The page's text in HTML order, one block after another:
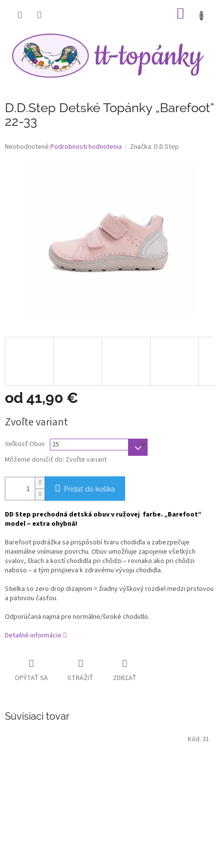
D.D.Step Detské Topánky „Barefoot“
22-33
Priemerné
Neohodnotené Podrobnosti hodnotenia Značka: D.D.Step
od 41,90 €
cena:
Zvoľte variant
Veľkosť Obuv
Môžeme doručiť do: Zvoľte variant
Pridať do košíka
DD Step prechodná detská obuv v ružovej farbe. „Barefoot“
model – extra ohybná!
Barefoot podrážka sa prispôsobí tvaru chodidla a zabezpečuje
maximálne vnímanie povrchu. Obuv umožňuje zapojenie všetkých
svalov, šliach a kostí chodidla pri chôdzi – rovnako ako pri chôdzi
naboso – a tým prispieva k zdravému vývoju chodidla.
Stielka so zero drop dizajnom = žiadny výškový rozdiel medzi prstovou
a pätovou časťou.
Odporúčaná najmä pre normálne/široké chodidlo.
Detailné informácie
OPÝTAŤ SA STRÁŽIŤ ZDIEĽAŤ
Súvisiaci tovar
Kód: 31